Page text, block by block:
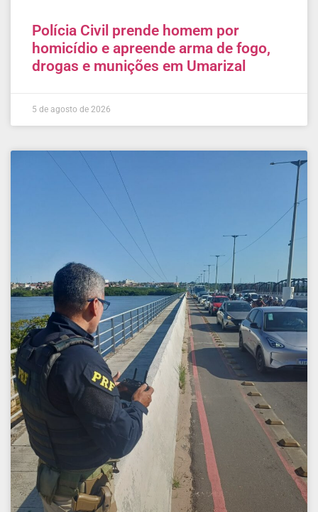
Polícia Civil prende homem por
homicídio e apreende arma de fogo,
drogas e munições em Umarizal
5 de agosto de 2026